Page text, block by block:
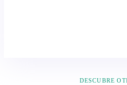
DESCUBRE